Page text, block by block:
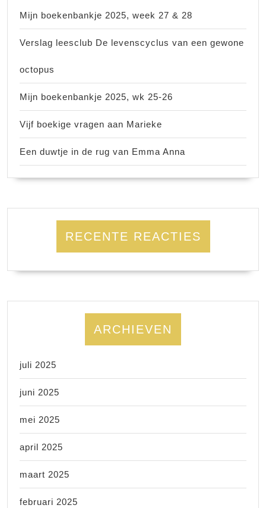
Mijn boekenbankje 2025, week 27 & 28
Verslag leesclub De levenscyclus van een gewone
octopus
Mijn boekenbankje 2025, wk 25-26
Vijf boekige vragen aan Marieke
Een duwtje in de rug van Emma Anna
RECENTE REACTIES
ARCHIEVEN
juli 2025
juni 2025
mei 2025
april 2025
maart 2025
februari 2025